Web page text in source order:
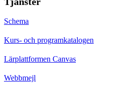
Schema
Kurs- och programkatalogen
Lärplattformen Canvas
Webbmejl